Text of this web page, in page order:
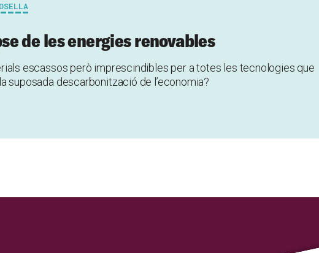
de les energies renovables
escassos però imprescindibles per a totes les tecnologies que
suposada descarbonització de l’economia?